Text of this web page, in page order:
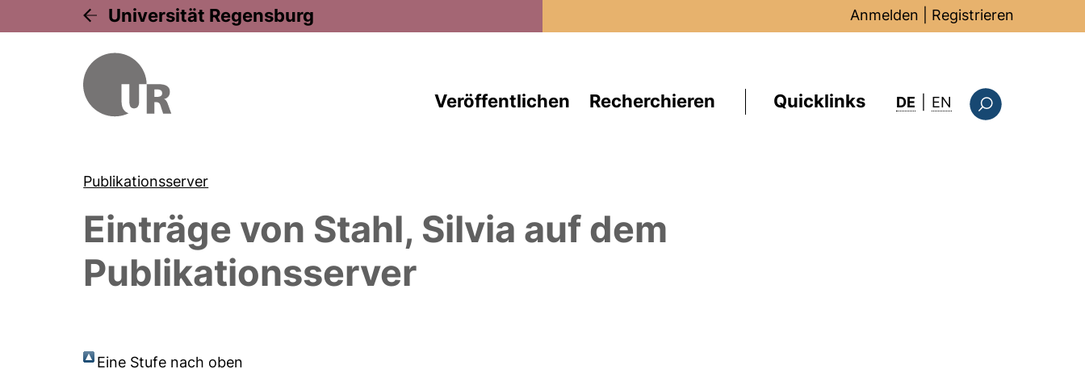
Universität Regensburg Anmelden Registrieren
Veröffentlichen Recherchieren Quicklinks DE EN : this page in
Publikationsserver
Einträge von Stahl, Silvia auf dem
Publikationsserver
Eine Stufe nach oben